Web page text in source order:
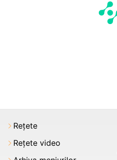
Rețete
Rețete video